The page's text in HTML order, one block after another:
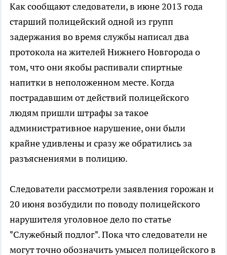
Как сообщают следователи, в июне 2013 года
старший полицейский одной из групп
задержания во время службы написал два
протокола на жителей Нижнего Новгорода о
том, что они якобы распивали спиртные
напитки в неположенном месте. Когда
пострадавшим от действий полицейского
людям пришли штрафы за такое
административное нарушение, они были
крайне удивлены и сразу же обратились за
разъяснениями в полицию.
Следователи рассмотрели заявления горожан и
20 июня возбудили по поводу полицейского
нарушителя уголовное дело по статье
"Служебный подлог". Пока что следователи не
могут точно обозначить умысел полицейского в